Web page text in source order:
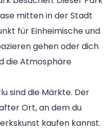
mitten in der Stadt
für Einheimische und
gehen oder dich
die Atmosphäre
sind die Märkte. Der
Ort, an dem du
kaufen kannst.